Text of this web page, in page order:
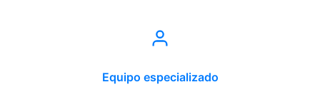
Equipo especializado